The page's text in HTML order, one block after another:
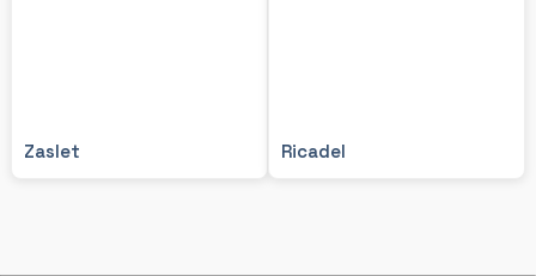
Zaslet Ricadel